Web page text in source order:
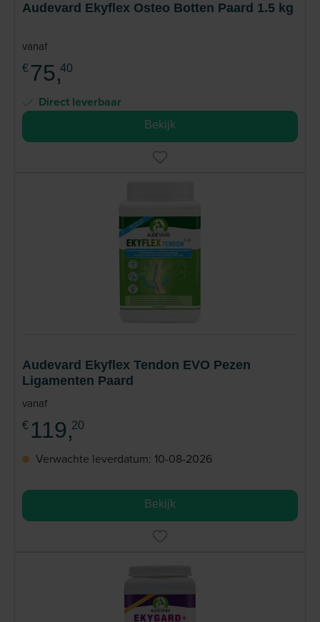
Audevard Ekyflex Osteo Botten Paard 1.5 kg
vanaf
€ 75,40
Direct leverbaar
Bekijk
Audevard Ekyflex Tendon EVO Pezen
Ligamenten Paard
vanaf
€ 119,20
Verwachte leverdatum: 10-08-2026
Bekijk